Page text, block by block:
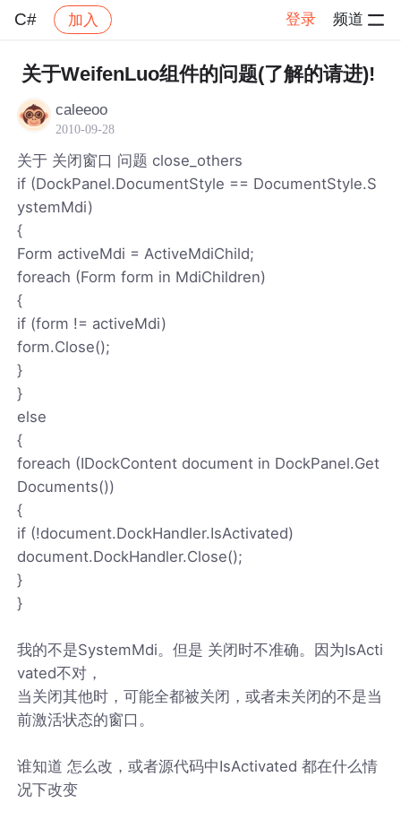
C# 加入 登录 频道
社区 C# 帖子详情
关于WeifenLuo组件的问题(了解的请进)!
caleeoo
2010-09-28
关于 关闭窗口 问题 close_others
if (DockPanel.DocumentStyle == DocumentStyle.S
ystemMdi)
{
Form activeMdi = ActiveMdiChild;
foreach (Form form in MdiChildren)
{
if (form != activeMdi)
form.Close();
}
}
else
{
foreach (IDockContent document in DockPanel.Get
Documents())
{
if (!document.DockHandler.IsActivated)
document.DockHandler.Close();
}
}
我的不是SystemMdi。但是 关闭时不准确。因为IsActi
vated不对，
当关闭其他时，可能全都被关闭，或者未关闭的不是当
前激活状态的窗口。
谁知道 怎么改，或者源代码中IsActivated 都在什么情
况下改变